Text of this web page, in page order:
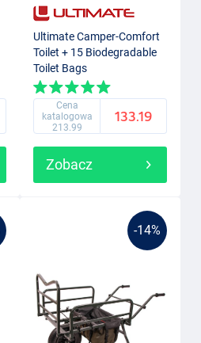
Ultimate Camper-Comfort
Toilet + 15 Biodegradable
Toilet Bags
Cena
katalogowa
213.99
133.19
Zobacz
-14%